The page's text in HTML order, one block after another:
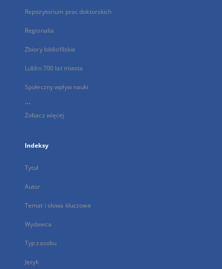
Repozytorium prac doktorskich
Regionalia
Zbiory bibliofilskie
Lublin 700 lat miasta
Społeczny wpływ nauki
...
Zobacz więcej
Indeksy
Tytuł
Autor
Temat i słowa kluczowe
Wydawca
Typ zasobu
Język